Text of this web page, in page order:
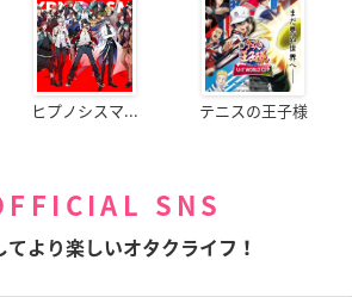
ヒプノシスマ... テニスの王子様
SNS
てより楽しいオタクライフ！